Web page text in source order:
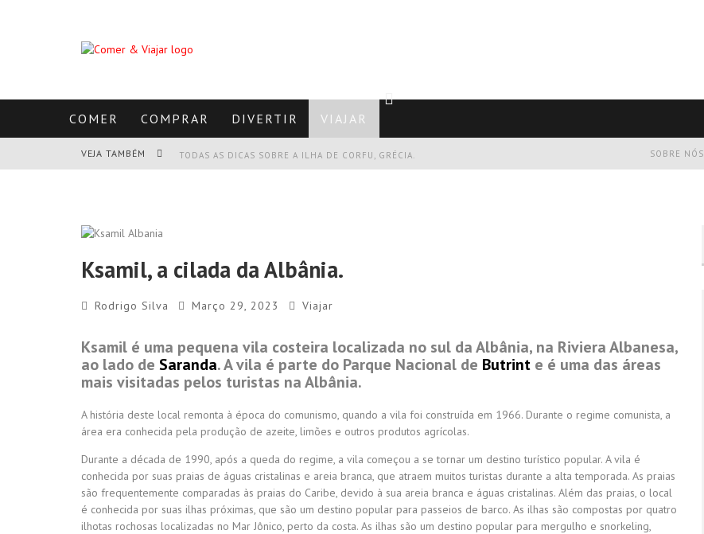
COMER COMPRAR DIVERTIR VIAJAR
VEJA TAMBÉM TODAS AS DICAS SOBRE A ILHA DE CORFU, GRÉCIA. SOBRE NÓS
Ksamil, a cilada da Albânia.
Rodrigo Silva Março 29, 2023 Viajar
Ksamil é uma pequena vila costeira localizada no sul da Albânia, na Riviera Albanesa,
ao lado de Saranda. A vila é parte do Parque Nacional de Butrint e é uma das áreas
mais visitadas pelos turistas na Albânia.
A história deste local remonta à época do comunismo, quando a vila foi construída em 1966. Durante o regime comunista, a
área era conhecida pela produção de azeite, limões e outros produtos agrícolas.
Durante a década de 1990, após a queda do regime, a vila começou a se tornar um destino turístico popular. A vila é
conhecida por suas praias de águas cristalinas e areia branca, que atraem muitos turistas durante a alta temporada. As praias
são frequentemente comparadas às praias do Caribe, devido à sua areia branca e águas cristalinas. Além das praias, o local
é conhecida por suas ilhas próximas, que são um destino popular para passeios de barco. As ilhas são compostas por quatro
ilhotas rochosas localizadas no Mar Jônico, perto da costa. As ilhas são um destino popular para mergulho e snorkeling,